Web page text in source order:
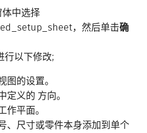
体中选择
，然后单击确
行以下修改;
图的设置。
定义的 方向。
作平面。
、尺寸或零件本身添加到单个